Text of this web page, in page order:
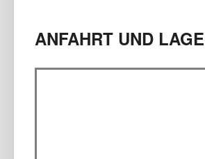
ANFAHRT UND LAGE